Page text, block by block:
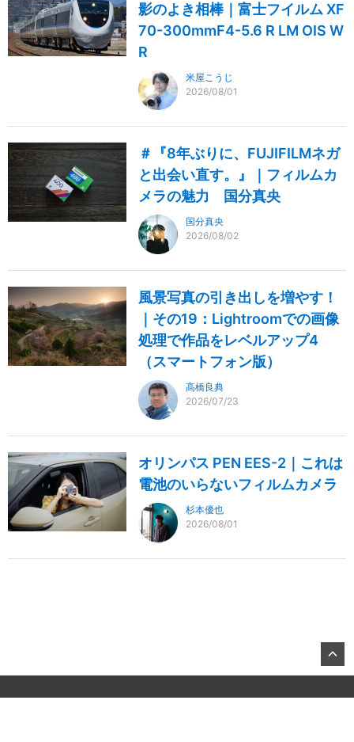
影のよき相棒｜富士フイルム XF
70-300mmF4-5.6 R LM OIS W
R
米屋こうじ
2026/08/01
＃『8年ぶりに、FUJIFILMネガ
と出会い直す。』｜フィルムカ
メラの魅力 国分真央
国分真央
2026/08/02
風景写真の引き出しを増やす！
｜その19：Lightroomでの画像
処理で作品をレベルアップ4
（スマートフォン版）
高橋良典
2026/07/23
オリンパス PEN EES-2｜これは
電池のいらないフィルムカメラ
杉本優也
2026/08/01